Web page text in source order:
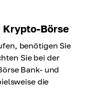
Krypto-Börse
benötigen Sie
Sie bei der
Bank- und
die